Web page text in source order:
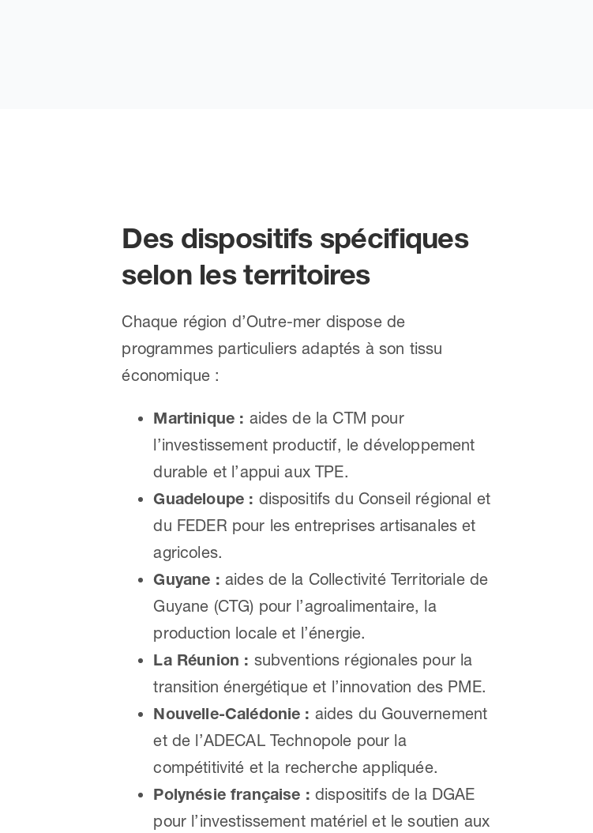
Des dispositifs spécifiques
selon les territoires
Chaque région d’Outre-mer dispose de
programmes particuliers adaptés à son tissu
économique :
Martinique : aides de la CTM pour
l’investissement productif, le développement
durable et l’appui aux TPE.
Guadeloupe : dispositifs du Conseil régional et
du FEDER pour les entreprises artisanales et
agricoles.
Guyane : aides de la Collectivité Territoriale de
Guyane (CTG) pour l’agroalimentaire, la
production locale et l’énergie.
La Réunion : subventions régionales pour la
transition énergétique et l’innovation des PME.
Nouvelle-Calédonie : aides du Gouvernement
et de l’ADECAL Technopole pour la
compétitivité et la recherche appliquée.
Polynésie française : dispositifs de la DGAE
pour l’investissement matériel et le soutien aux